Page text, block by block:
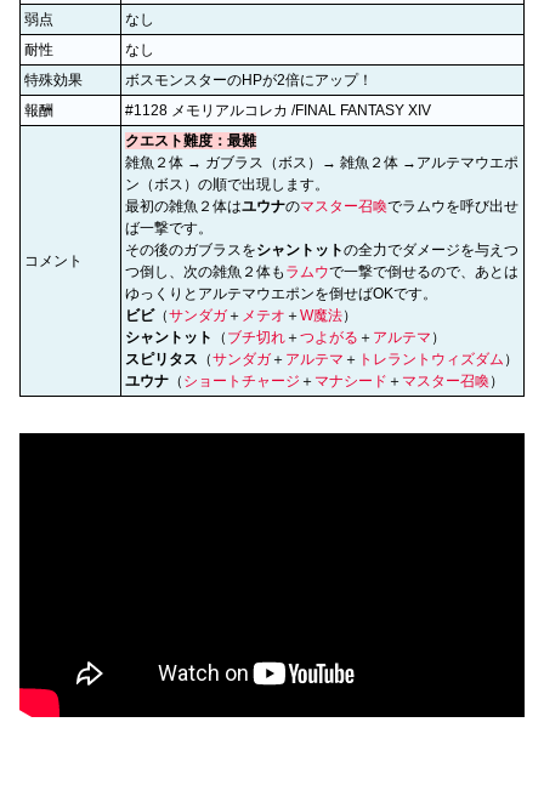
弱点
なし
耐性
なし
特殊効果
ボスモンスターのHPが2倍にアップ！
報酬
#1128 メモリアルコレカ /FINAL FANTASY XIV
コメント
クエスト難度：最難
雑魚２体 → ガブラス（ボス）→ 雑魚２体 →アルテマウエポ
ン（ボス）の順で出現します。
最初の雑魚２体はユウナのマスター召喚でラムウを呼び出せ
ば一撃です。
その後のガブラスをシャントットの全力でダメージを与えつ
つ倒し、次の雑魚２体も ラムウで一撃で倒せるので、あとは
ゆっくりとアルテマウエポンを倒せばOKです。
ビビ（サンダガ ＋ メテオ ＋W魔法）
シャントット
（ ブチ切れ ＋つよがる ＋ アルテマ ）
スピリタス （サンダガ ＋ アルテマ ＋ トレラントウィズダム ）
ユウナ （ ショートチャージ ＋ マナシード ＋ マスター召喚 ）